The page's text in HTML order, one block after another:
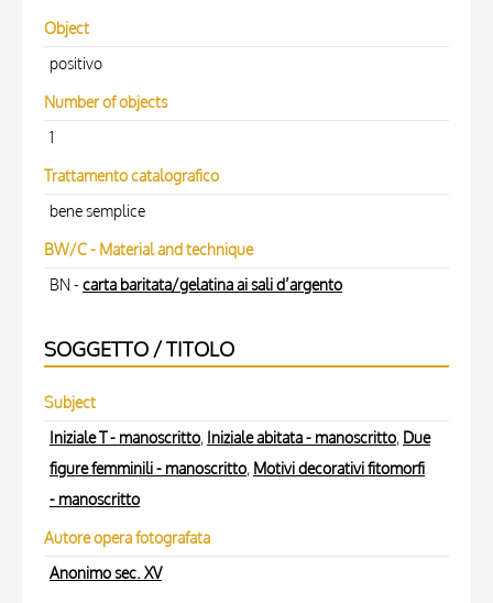
Object
positivo
Number of objects
1
Trattamento catalografico
bene semplice
BW/C - Material and technique
BN - carta baritata/gelatina ai sali d’argento
SOGGETTO / TITOLO
Subject
Iniziale T - manoscritto, Iniziale abitata - manoscritto, Due
figure femminili - manoscritto, Motivi decorativi fitomorfi
- manoscritto
Autore opera fotografata
Anonimo sec. XV